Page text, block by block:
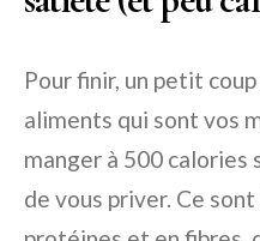
Pour finir, un petit
aliments qui sont vos
manger à 500 calories
de vous priver. Ce